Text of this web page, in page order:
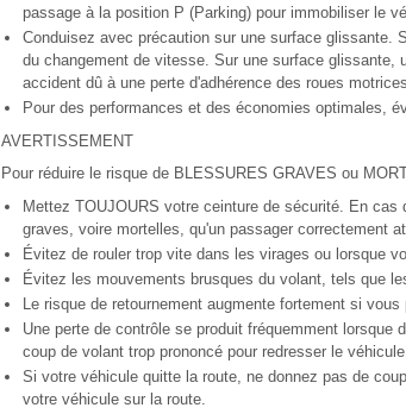
passage à la position P (Parking) pour immobiliser le
Conduisez avec précaution sur une surface glissante.
du changement de vitesse. Sur une surface glissante,
accident dû à une perte d'adhérence des roues
Pour des performances et des économies optimales,
AVERTISSEMENT
Pour réduire le risque de BLESSURES GRAVES ou
Mettez TOUJOURS votre ceinture de sécurité. En
graves, voire mortelles, qu'un passager correctement
Évitez de rouler trop vite dans les virages ou lorsque
Évitez les mouvements brusques du volant, tels que
Le risque de retournement augmente fortement si
Une perte de contrôle se produit fréquemment
coup de volant trop prononcé pour redresser le
Si votre véhicule quitte la route, ne donnez pas de
votre véhicule sur la route.